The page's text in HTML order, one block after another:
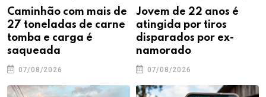
Caminhão com mais de
27 toneladas de carne
tomba e carga é
saqueada
07/08/2026
Jovem de 22 anos é
atingida por tiros
disparados por ex-
namorado
07/08/2026